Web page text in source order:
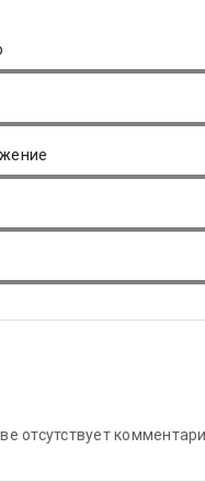
отсутствует